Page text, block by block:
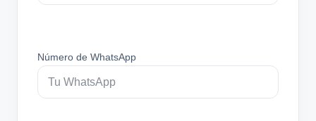
Número de WhatsApp